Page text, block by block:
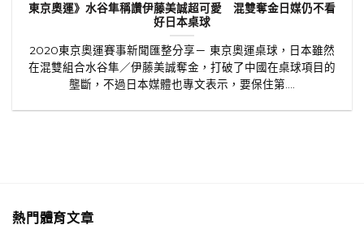
東京奧運》水谷隼稱讚伊藤美誠超可愛 混雙奪金日媒仍不看
好日本桌球
2020東京奧運賽事新聞匯整分享－ 東京奧運桌球，日本雖然
在混雙組合水谷隼／伊藤美誠奪金，打破了中國在桌球項目的
壟斷，不過日本媒體也專文表示，要保住第....
熱門體育文章